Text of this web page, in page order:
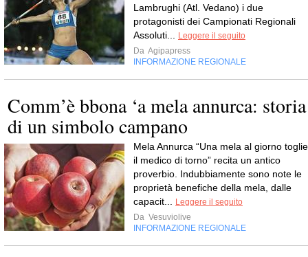
Lambrughi (Atl. Vedano) i due
protagonisti dei Campionati Regionali
Assoluti...
Leggere il seguito
Da Agipapress
INFORMAZIONE REGIONALE
Comm’è bbona ‘a mela annurca: storia
di un simbolo campano
Mela Annurca “Una mela al giorno toglie
il medico di torno” recita un antico
proverbio. Indubbiamente sono note le
proprietà benefiche della mela, dalle
capacit...
Leggere il seguito
Da Vesuviolive
INFORMAZIONE REGIONALE